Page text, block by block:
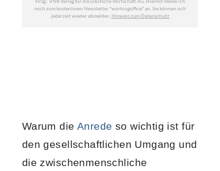
Warum die Anrede so wichtig ist für
den gesellschaftlichen Umgang und
die zwischenmenschliche